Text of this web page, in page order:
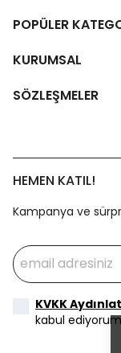
POPÜLER
KURUMSAL
SÖZLEŞMELER
HEMEN KATIL!
Kampanya ve
KVKK
kabul